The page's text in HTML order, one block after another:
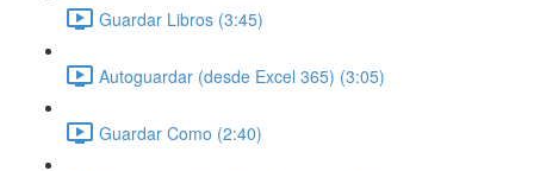
Guardar Libros (3:45)
Autoguardar (desde Excel 365) (3:05)
Guardar Como (2:40)